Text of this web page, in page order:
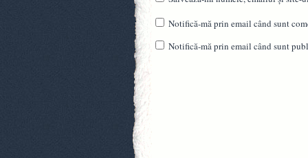
Notifică-mă prin email când sunt
Notifică-mă prin email când sunt